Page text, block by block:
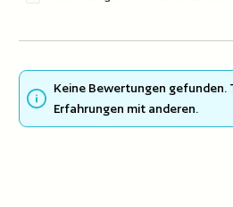
Keine Bewertungen gefunden.
Erfahrungen mit anderen.